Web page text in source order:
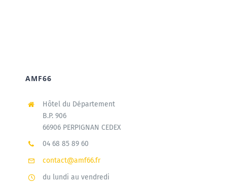
AMF66
Hôtel du Département
B.P. 906
66906 PERPIGNAN CEDEX
04 68 85 89 60
contact@amf66.fr
du lundi au vendredi